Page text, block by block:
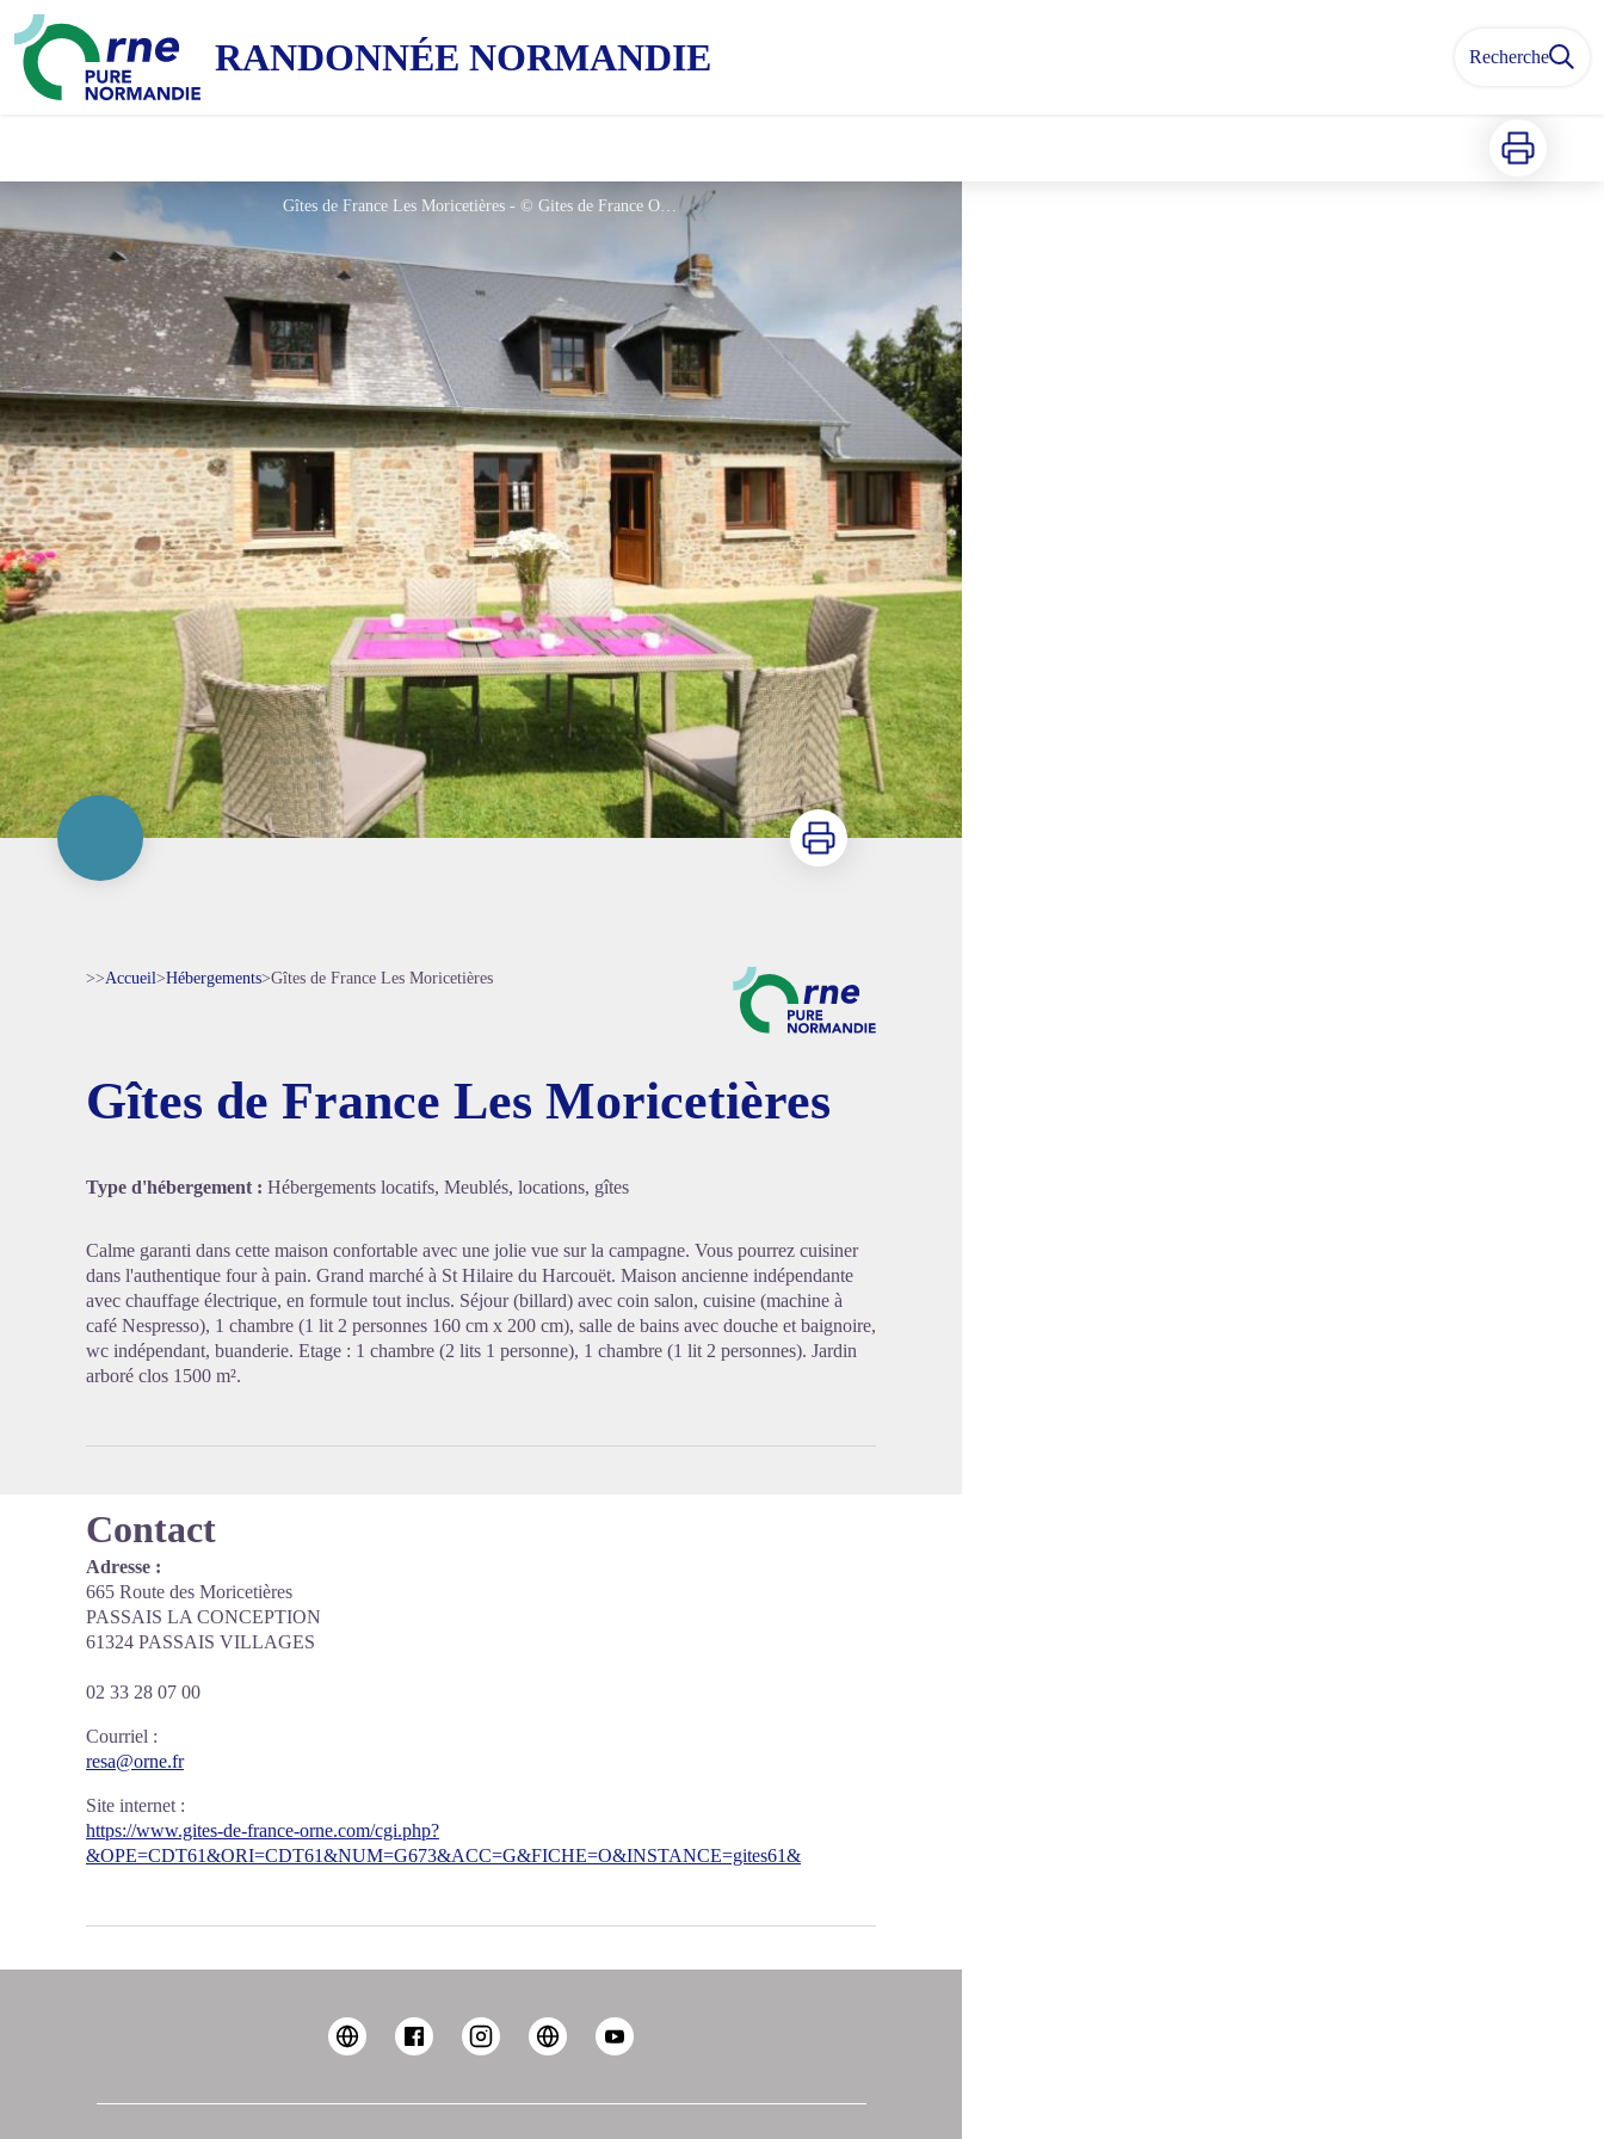
RANDONNÉE NORMANDIE Recherche
Imprimer
Gîtes de France Les Moricetières - © Gites de France Orne
Voir l'image en plein écran
Imprimer
>>Accueil>Hébergements>Gîtes de France Les Moricetières
Gîtes de France Les Moricetières
Type d'hébergement : Hébergements locatifs, Meublés, locations, gîtes
Calme garanti dans cette maison confortable avec une jolie vue sur la campagne. Vous pourrez cuisiner
dans l'authentique four à pain. Grand marché à St Hilaire du Harcouët. Maison ancienne indépendante
avec chauffage électrique, en formule tout inclus. Séjour (billard) avec coin salon, cuisine (machine à
café Nespresso), 1 chambre (1 lit 2 personnes 160 cm x 200 cm), salle de bains avec douche et baignoire,
wc indépendant, buanderie. Etage : 1 chambre (2 lits 1 personne), 1 chambre (1 lit 2 personnes). Jardin
arboré clos 1500 m².
Contact
Adresse :
665 Route des Moricetières
PASSAIS LA CONCEPTION
61324 PASSAIS VILLAGES
02 33 28 07 00
Courriel :
resa@orne.fr
Site internet :
https://www.gites-de-france-orne.com/cgi.php?
&OPE=CDT61&ORI=CDT61&NUM=G673&ACC=G&FICHE=O&INSTANCE=gites61&